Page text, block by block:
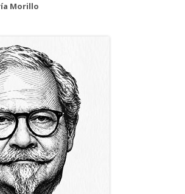
Morillo